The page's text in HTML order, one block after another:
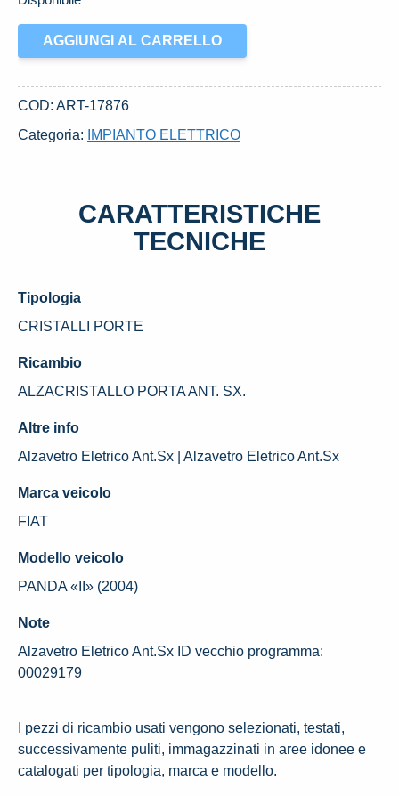
ALZACRISTALLO
PORTA
SX.
AGGIUNGI AL CARRELLO
COD: ART-17876
Categoria:
IMPIANTO ELETTRICO
CARATTERISTICHE
TECNICHE
Tipologia
CRISTALLI PORTE
Ricambio
ALZACRISTALLO PORTA ANT. SX.
Altre info
Alzavetro Eletrico Ant.Sx | Alzavetro Eletrico Ant.Sx
Marca veicolo
FIAT
Modello veicolo
PANDA «II» (2004)
Note
Alzavetro Eletrico Ant.Sx ID vecchio programma:
00029179
I pezzi di ricambio usati vengono selezionati, testati,
successivamente puliti, immagazzinati in aree idonee e
catalogati per tipologia, marca e modello.